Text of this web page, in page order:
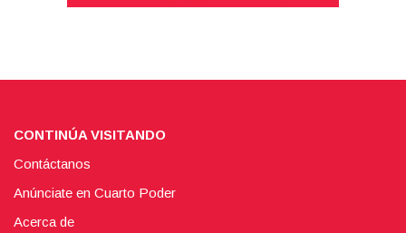
CONTINÚA VISITANDO
Contáctanos
Anúnciate en Cuarto Poder
Acerca de